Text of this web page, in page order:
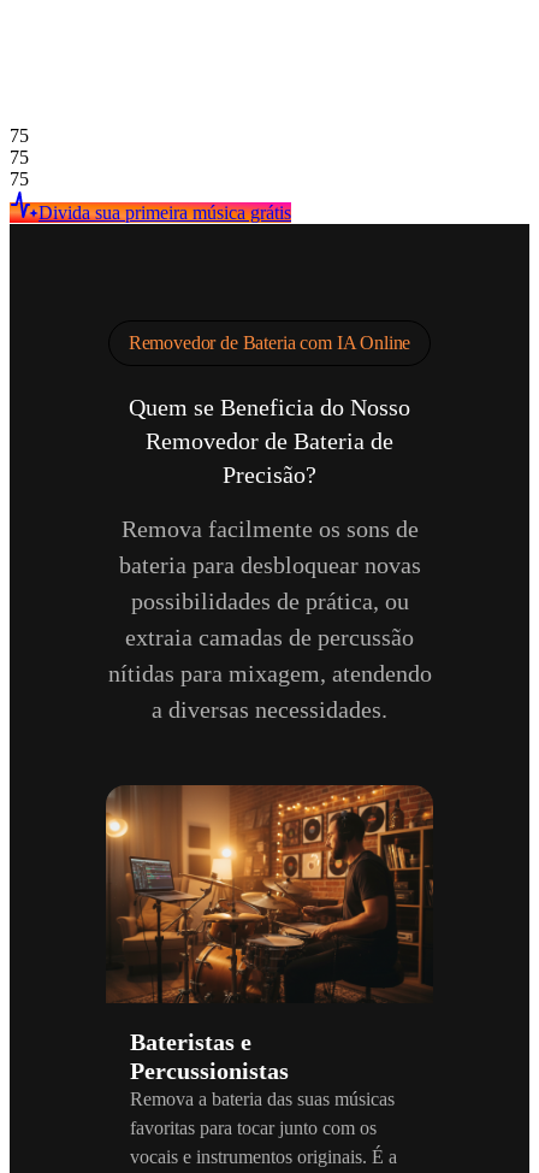
75
75
75
Divida sua primeira música grátis
Removedor de Bateria com IA Online
Quem se Beneficia do Nosso
Removedor de Bateria de
Precisão?
Remova facilmente os sons de
bateria para desbloquear novas
possibilidades de prática, ou
extraia camadas de percussão
nítidas para mixagem, atendendo
a diversas necessidades.
Bateristas e
Percussionistas
Remova a bateria das suas músicas
favoritas para tocar junto com os
vocais e instrumentos originais. É a